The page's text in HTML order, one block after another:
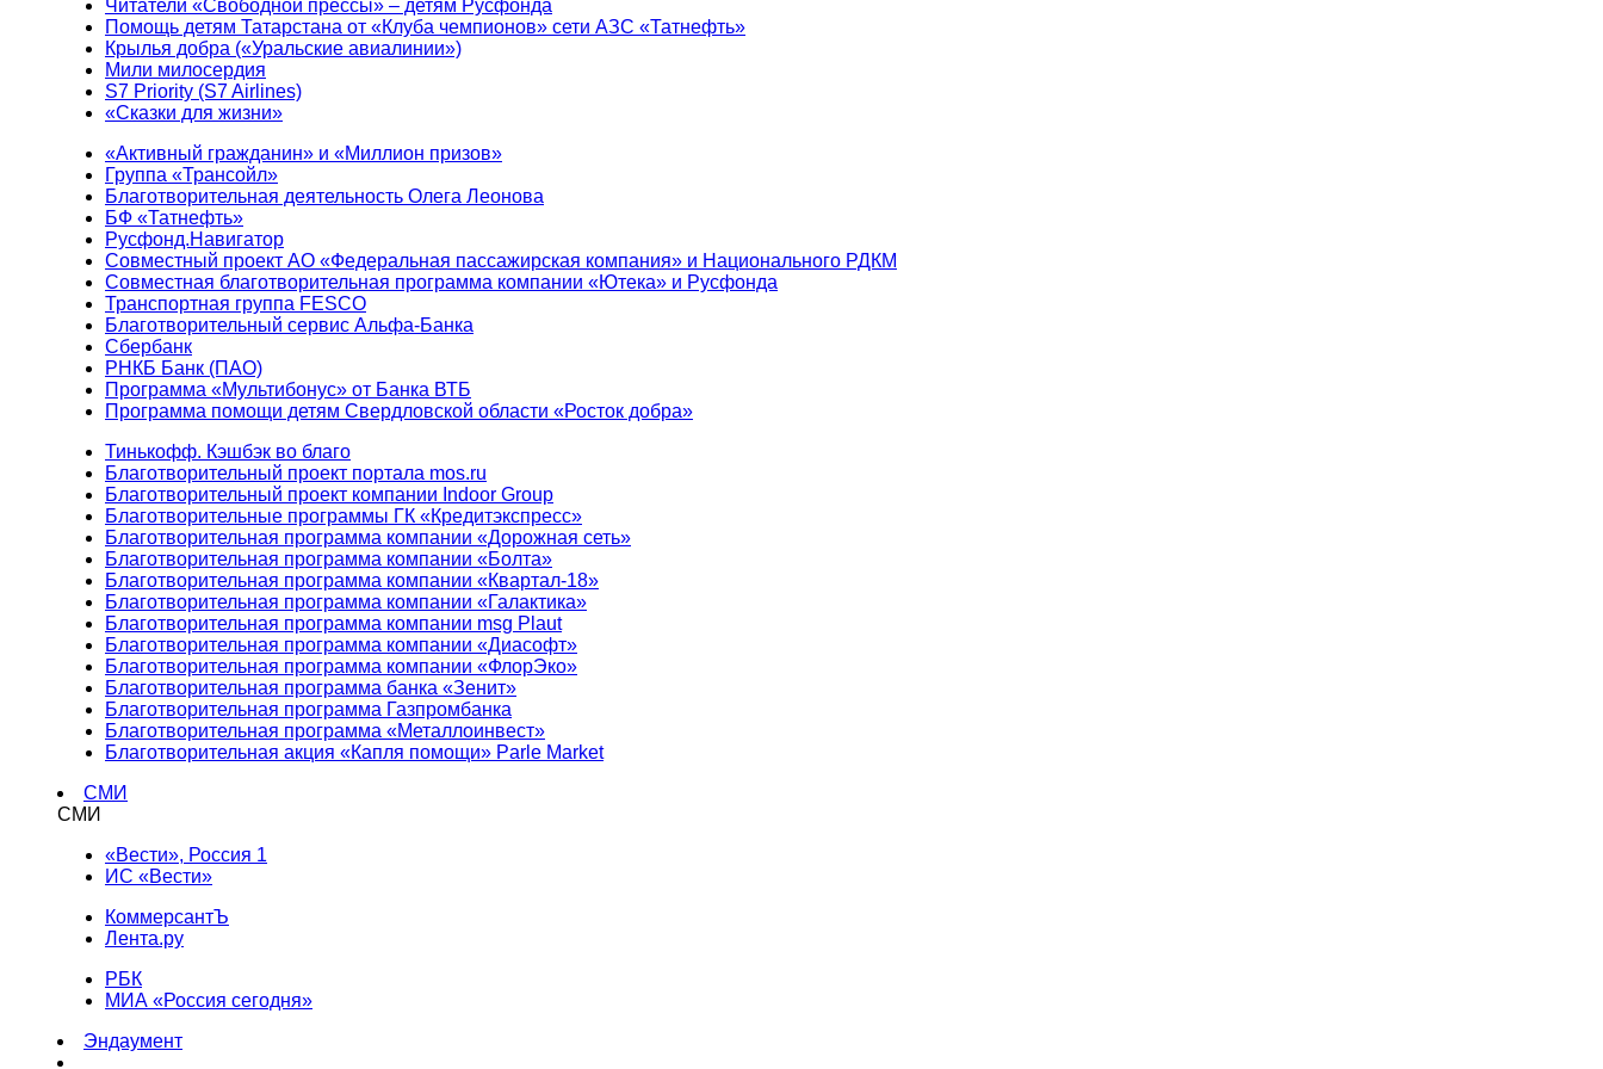
Читатели «Свободной прессы» – детям Русфонда
Помощь детям Татарстана от «Клуба чемпионов» сети АЗС «Татнефть»
Крылья добра («Уральские авиалинии»)
Мили милосердия
S7 Priority (S7 Airlines)
«Сказки для жизни»
«Активный гражданин» и «Миллион призов»
Группа «Трансойл»
Благотворительная деятельность Олега Леонова
БФ «Татнефть»
Русфонд.Навигатор
Совместный проект АО «Федеральная пассажирская компания» и Национального РДКМ
Совместная благотворительная программа компании «Ютека» и Русфонда
Транспортная группа FESCO
Благотворительный сервис Альфа-Банка
Сбербанк
РНКБ Банк (ПАО)
Программа «Мультибонус» от Банка ВТБ
Программа помощи детям Свердловской области «Росток добра»
Тинькофф. Кэшбэк во благо
Благотворительный проект портала mos.ru
Благотворительный проект компании Indoor Group
Благотворительные программы ГК «Кредитэкспресс»
Благотворительная программа компании «Дорожная сеть»
Благотворительная программа компании «Болта»
Благотворительная программа компании «Квартал-18»
Благотворительная программа компании «Галактика»
Благотворительная программа компании msg Plaut
Благотворительная программа компании «Диасофт»
Благотворительная программа компании «ФлорЭко»
Благотворительная программа банка «Зенит»
Благотворительная программа Газпромбанка
Благотворительная программа «Металлоинвест»
Благотворительная акция «Капля помощи» Parle Market
СМИ
СМИ
«Вести», Россия 1
ИС «Вести»
КоммерсантЪ
Лента.ру
РБК
МИА «Россия сегодня»
Эндаумент